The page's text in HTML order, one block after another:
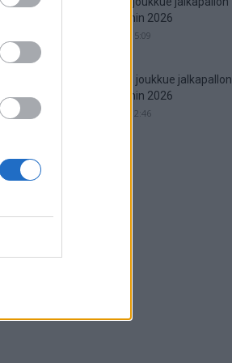
MM-kisoihin 2026
29.05.2026 15:09
Englannin joukkue jalkapallon
MM-kisoihin 2026
25.05.2026 12:46